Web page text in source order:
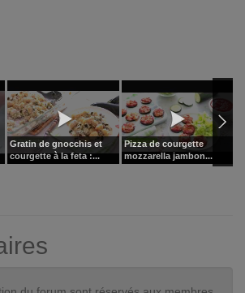
Gratin de gnocchis et
courgette à la feta :...
Pizza de courgette
mozzarella jambon...